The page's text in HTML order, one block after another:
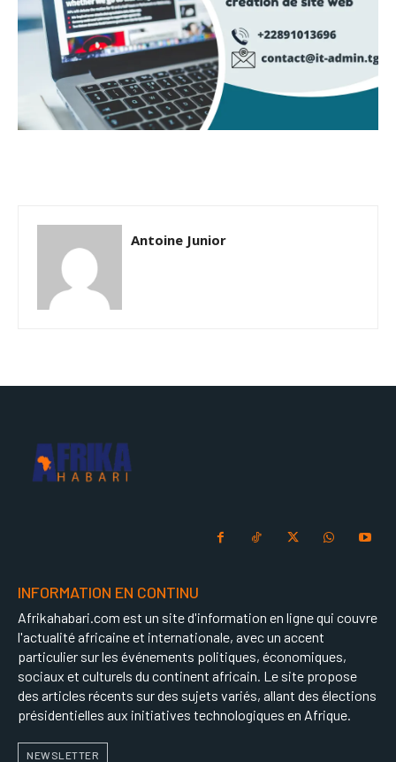
Antoine Junior
INFORMATION EN CONTINU
Afrikahabari.com est un site d'information en ligne qui couvre
l'actualité africaine et internationale, avec un accent
particulier sur les événements politiques, économiques,
sociaux et culturels du continent africain. Le site propose
des articles récents sur des sujets variés, allant des élections
présidentielles aux initiatives technologiques en Afrique.
NEWSLETTER